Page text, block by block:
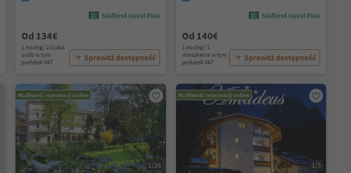
Südtirol Guest Pass
Od 134€
1 nocleg / 2 liczba
osób w tym
podatek VAT
Sprawdź dostępność
Südtirol Guest Pass
Od 140€
1 nocleg / 1
mieszkanie w tym
podatek VAT
Sprawdź dostępność
Możliwość rezerwacji online
1/26
Możliwość rezerwacji online
1/5